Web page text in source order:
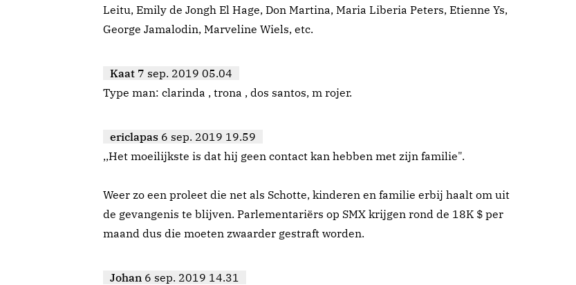
Leitu, Emily de Jongh El Hage, Don Martina, Maria Liberia Peters, Etienne Ys,
George Jamalodin, Marveline Wiels, etc.
Kaat 7 sep. 2019 05.04
Type man: clarinda , trona , dos santos, m rojer.
ericlapas 6 sep. 2019 19.59
,,Het moeilijkste is dat hij geen contact kan hebben met zijn familie".
Weer zo een proleet die net als Schotte, kinderen en familie erbij haalt om uit
de gevangenis te blijven. Parlementariërs op SMX krijgen rond de 18K $ per
maand dus die moeten zwaarder gestraft worden.
Johan 6 sep. 2019 14.31